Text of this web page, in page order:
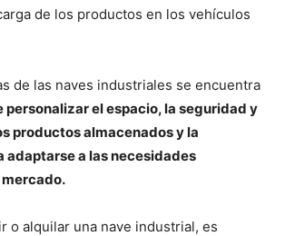
de los productos en los vehículos
de las naves industriales se encuentra
personalizar el espacio, la seguridad y
productos almacenados y la
a las necesidades
o alquilar una nave industrial, es